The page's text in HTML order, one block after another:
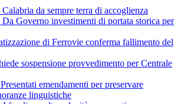
da sempre terra di accoglienza
Governo investimenti di portata storica per
di Ferrovie conferma fallimento del
sospensione provvedimento per Centrale
emendamenti per preservare
linguistiche